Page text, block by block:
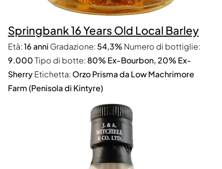
Springbank 16 Years Old Local Barley
Età:16 anni Gradazione: 54,3% Numero di bottiglie:
9.000Tipo di botte: 80% Ex-Bourbon, 20% Ex-
SherryEtichetta: Orzo Prisma da Low Machrimore
Farm (Penisola di Kintyre)